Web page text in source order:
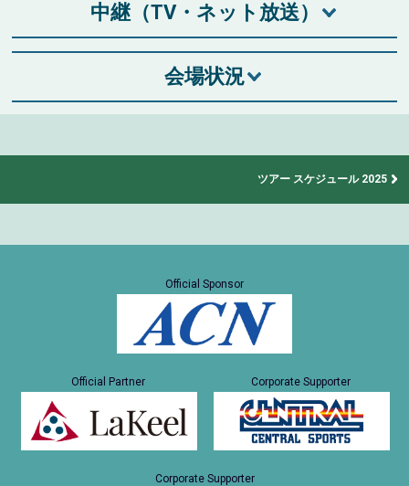
中継（TV・ネット放送）
会場状況
ツアー スケジュール 2025
Official Sponsor
Official Partner Corporate Supporter
Corporate Supporter